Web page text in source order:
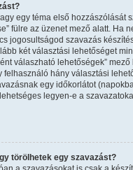
egy téma első hozzászólását
fülre az üzenet mező alatt. Ha
jogosultságod szavazás
két választási lehetőséget
válaszható lehetőségek” mező
felhasználó hány választási
egy időkorlátot
legyen-e a
törölhetek egy szavazást?